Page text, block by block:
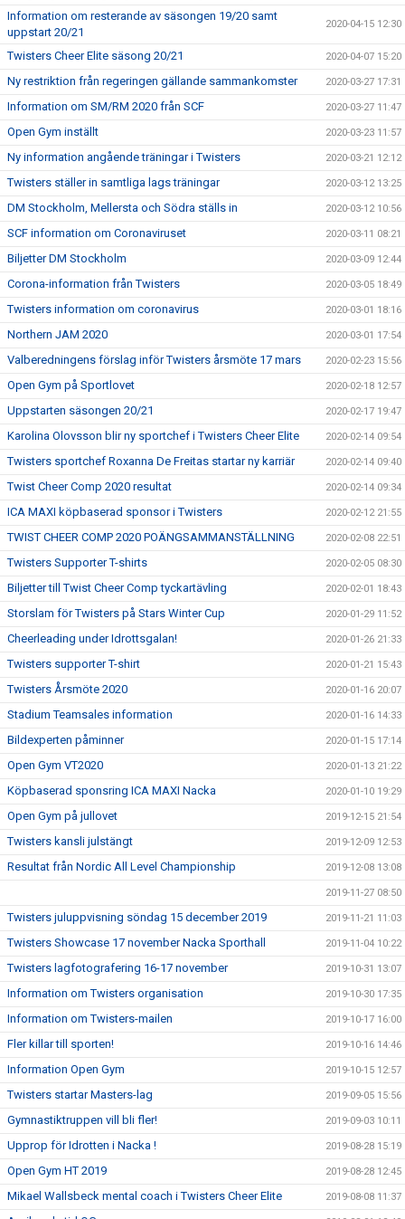
Information om resterande av säsongen 19/20 samt
uppstart 20/21
2020-04-15 12:30
Twisters Cheer Elite säsong 20/21 2020-04-07 15:20
Ny restriktion från regeringen gällande sammankomster 2020-03-27 17:31
Information om SM/RM 2020 från SCF 2020-03-27 11:47
Open Gym inställt 2020-03-23 11:57
Ny information angående träningar i Twisters 2020-03-21 12:12
Twisters ställer in samtliga lags träningar 2020-03-12 13:25
DM Stockholm, Mellersta och Södra ställs in 2020-03-12 10:56
SCF information om Coronaviruset 2020-03-11 08:21
Biljetter DM Stockholm 2020-03-09 12:44
Corona-information från Twisters 2020-03-05 18:49
Twisters information om coronavirus 2020-03-01 18:16
Northern JAM 2020 2020-03-01 17:54
Valberedningens förslag inför Twisters årsmöte 17 mars 2020-02-23 15:56
Open Gym på Sportlovet 2020-02-18 12:57
Uppstarten säsongen 20/21 2020-02-17 19:47
Karolina Olovsson blir ny sportchef i Twisters Cheer Elite 2020-02-14 09:54
Twisters sportchef Roxanna De Freitas startar ny karriär 2020-02-14 09:40
Twist Cheer Comp 2020 resultat 2020-02-14 09:34
ICA MAXI köpbaserad sponsor i Twisters 2020-02-12 21:55
TWIST CHEER COMP 2020 POÄNGSAMMANSTÄLLNING 2020-02-08 22:51
Twisters Supporter T-shirts 2020-02-05 08:30
Biljetter till Twist Cheer Comp tyckartävling 2020-02-01 18:43
Storslam för Twisters på Stars Winter Cup 2020-01-29 11:52
Cheerleading under Idrottsgalan! 2020-01-26 21:33
Twisters supporter T-shirt 2020-01-21 15:43
Twisters Årsmöte 2020 2020-01-16 20:07
Stadium Teamsales information 2020-01-16 14:33
Bildexperten påminner 2020-01-15 17:14
Open Gym VT2020 2020-01-13 21:22
Köpbaserad sponsring ICA MAXI Nacka 2020-01-10 19:29
Open Gym på jullovet 2019-12-15 21:54
Twisters kansli julstängt 2019-12-09 12:53
Resultat från Nordic All Level Championship 2019-12-08 13:08
2019-11-27 08:50
Twisters juluppvisning söndag 15 december 2019 2019-11-21 11:03
Twisters Showcase 17 november Nacka Sporthall 2019-11-04 10:22
Twisters lagfotografering 16-17 november 2019-10-31 13:07
Information om Twisters organisation 2019-10-30 17:35
Information om Twisters-mailen 2019-10-17 16:00
Fler killar till sporten! 2019-10-16 14:46
Information Open Gym 2019-10-15 12:57
Twisters startar Masters-lag 2019-09-05 15:56
Gymnastiktruppen vill bli fler! 2019-09-03 10:11
Upprop för Idrotten i Nacka ! 2019-08-28 15:19
Open Gym HT 2019 2019-08-28 12:45
Mikael Wallsbeck mental coach i Twisters Cheer Elite 2019-08-08 11:37